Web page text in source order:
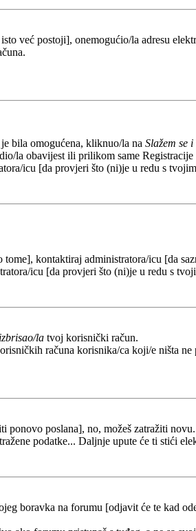
već postoji], onemogućio/la adresu
bila omogućena, kliknuo/la na Slažem se
la obavijest ili prilikom same
icu [da provjeri što (ni)je u redu s
kontaktiraj administratora/icu [da
icu [da provjeri što (ni)je u redu s
izbrisao/la tvoj korisnički račun.
računa korisnika/ca koji/e ništa ne
ponovo poslana], no, možeš zatražiti novu.
podatke... Daljnje upute će ti stići
boravka na forumu [odjavit će te kad